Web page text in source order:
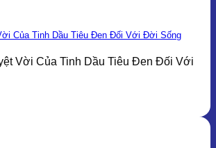
Của Tinh Dầu Tiêu Đen Đối Với Đời Sống
Vời Của Tinh Dầu Tiêu Đen Đối Với